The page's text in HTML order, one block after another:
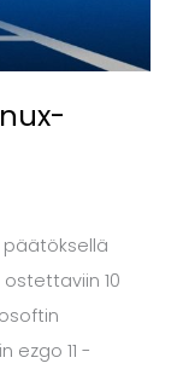
päätöksellä
10
ezgo 11 -